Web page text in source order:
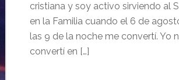
cristiana y soy activo sirviendo al
en la Familia cuando el 6 de
las 9 de la noche me convertí. Yo
convertí en […]